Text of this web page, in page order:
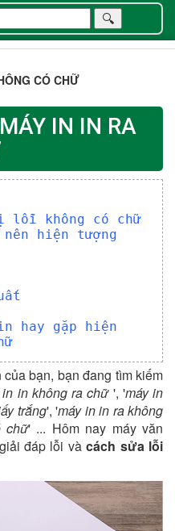
🔍
CÓ CHỮ
IN IN RA
lỗi không có chữ
nên hiện tượng
hay gặp hiện
bạn, bạn đang tìm kiếm
in in không ra chữ', 'máy in
trắng', 'máy in in ra không
chữ' ... Hôm nay máy văn
đáp lỗi vàcách sửa lỗi